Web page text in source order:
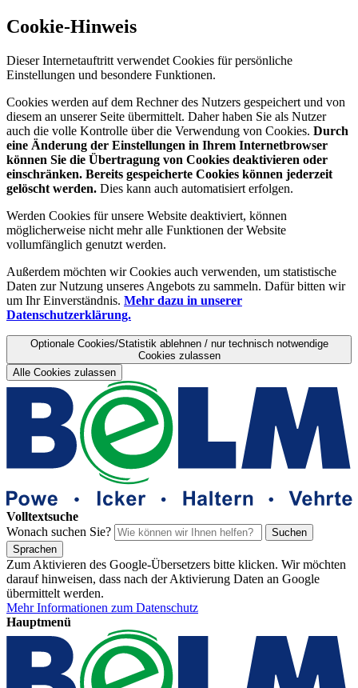
Cookie-Hinweis
Dieser Internetauftritt verwendet Cookies für persönliche
Einstellungen und besondere Funktionen.
Cookies werden auf dem Rechner des Nutzers gespeichert und von
diesem an unserer Seite übermittelt. Daher haben Sie als Nutzer
auch die volle Kontrolle über die Verwendung von Cookies. Durch
eine Änderung der Einstellungen in Ihrem Internetbrowser
können Sie die Übertragung von Cookies deaktivieren oder
einschränken. Bereits gespeicherte Cookies können jederzeit
gelöscht werden. Dies kann auch automatisiert erfolgen.
Werden Cookies für unsere Website deaktiviert, können
möglicherweise nicht mehr alle Funktionen der Website
vollumfänglich genutzt werden.
Außerdem möchten wir Cookies auch verwenden, um statistische
Daten zur Nutzung unseres Angebots zu sammeln. Dafür bitten wir
um Ihr Einverständnis. Mehr dazu in unserer
Datenschutzerklärung.
Optionale Cookies/Statistik ablehnen / nur technisch notwendige
Cookies zulassen
Alle Cookies zulassen
Volltextsuche
Wonach suchen Sie?
Suchen
Sprachen
Zum Aktivieren des Google-Übersetzers bitte klicken. Wir möchten
darauf hinweisen, dass nach der Aktivierung Daten an Google
übermittelt werden.
Mehr Informationen zum Datenschutz
Hauptmenü